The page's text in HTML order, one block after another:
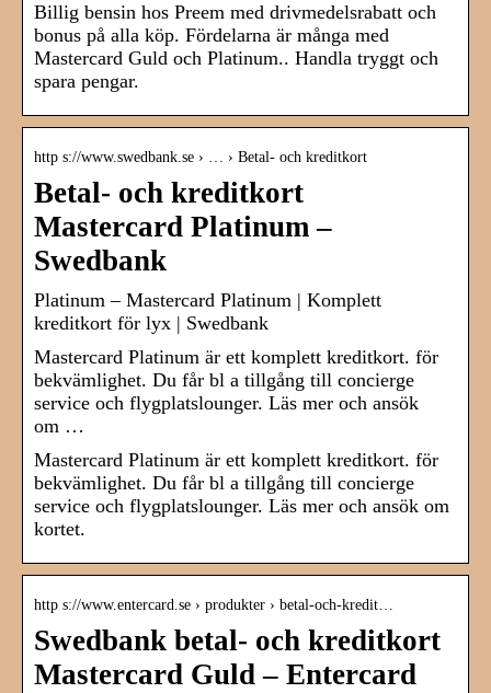
Billig bensin hos Preem med drivmedelsrabatt och
bonus på alla köp. Fördelarna är många med
Mastercard Guld och Platinum.. Handla tryggt och
spara pengar.
http s://www.swedbank.se › … › Betal- och kreditkort
Betal- och kreditkort
Mastercard Platinum –
Swedbank
Platinum – Mastercard Platinum | Komplett
kreditkort för lyx | Swedbank
Mastercard Platinum är ett komplett kreditkort. för
bekvämlighet. Du får bl a tillgång till concierge
service och flygplatslounger. Läs mer och ansök
om …
Mastercard Platinum är ett komplett kreditkort. för
bekvämlighet. Du får bl a tillgång till concierge
service och flygplatslounger. Läs mer och ansök om
kortet.
http s://www.entercard.se › produkter › betal-och-kredit…
Swedbank betal- och kreditkort
Mastercard Guld – Entercard